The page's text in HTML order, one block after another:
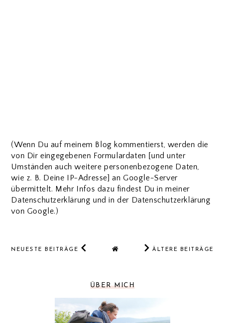
(Wenn Du auf meinem Blog kommentierst, werden die
von Dir eingegebenen Formulardaten [und unter
Umständen auch weitere personenbezogene Daten,
wie z. B. Deine IP-Adresse] an Google-Server
übermittelt. Mehr Infos dazu findest Du in meiner
Datenschutzerklärung und in der Datenschutzerklärung
von Google.)
NEUESTE BEITRÄGE ÄLTERE BEITRÄGE
ÜBER MICH